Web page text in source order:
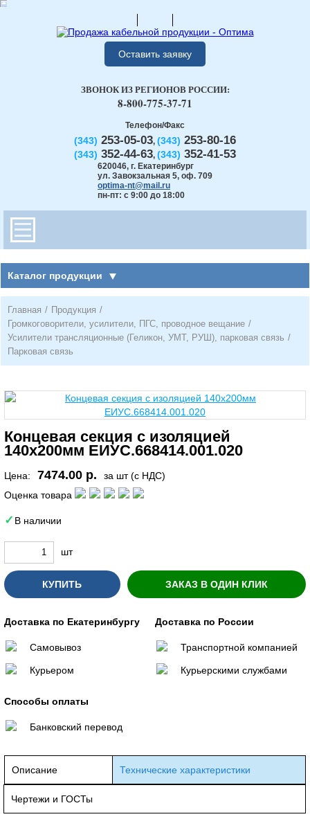
Оставить заявку
Телефон/Факс
(343) 253-05-03, (343) 253-80-16
(343) 352-44-63, (343) 352-41-53
620046, г. Екатеринбург
ул. Завокзальная 5, оф. 709
optima-nt@mail.ru
пн-пт: с 9:00 до 18:00
ЗВОНОК ИЗ РЕГИОНОВ РОССИИ:
8-800-775-37-71
Каталог продукции
Главная / Продукция /
Громкоговорители, усилители, ПГС, проводное вещание /
Усилители трансляционные (Геликон, УМТ, РУШ), парковая связь /
Парковая связь
Концевая секция с изоляцией
140х200мм ЕИУС.668414.001.020
Цена: 7474.00 р.
за шт (с НДС)
Оценка товара
В наличии
шт
КУПИТЬ ЗАКАЗ В ОДИН КЛИК
Доставка по Екатеринбургу
Самовывоз
Курьером
Доставка по России
Транспортной компанией
Курьерскими службами
Способы оплаты
Банковский перевод
Описание Технические характеристики
Чертежи и ГОСТы